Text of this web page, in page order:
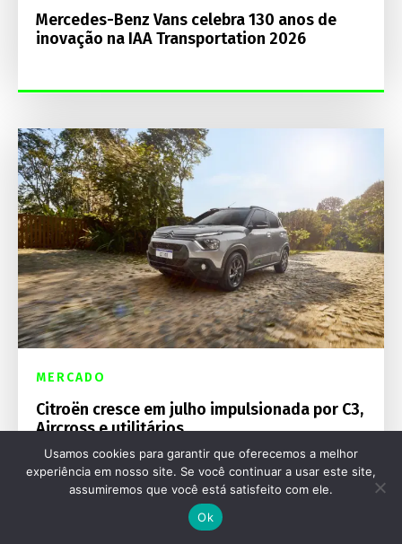
Mercedes-Benz Vans celebra 130 anos de
inovação na IAA Transportation 2026
MERCADO
Citroën cresce em julho impulsionada por C3,
Aircross e utilitários
Usamos cookies para garantir que oferecemos a melhor
experiência em nosso site. Se você continuar a usar este site,
assumiremos que você está satisfeito com ele.
Ok